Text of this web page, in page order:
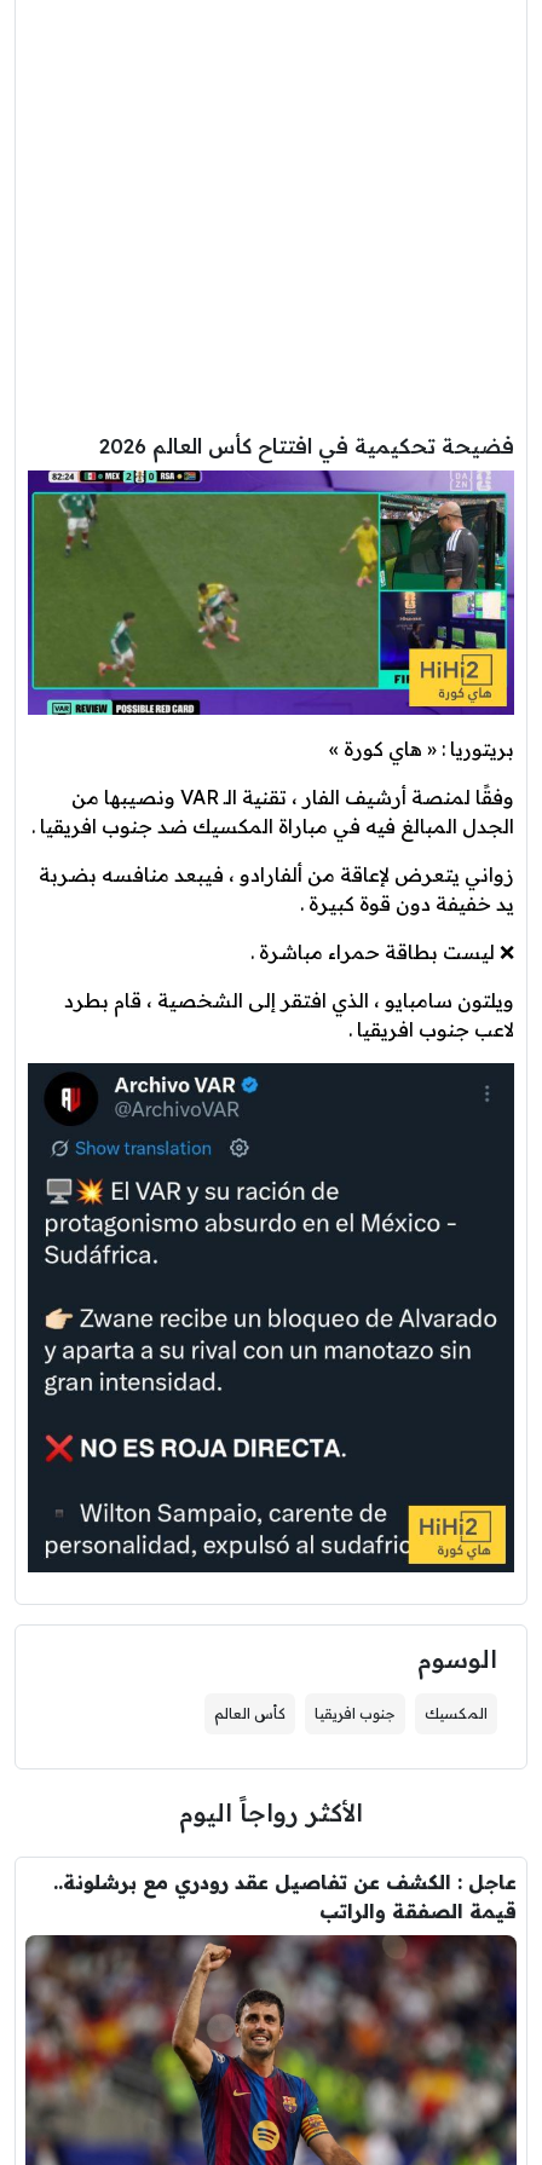
فضيحة تحكيمية في افتتاح كأس العالم 2026
بريتوريا : « هاي كورة »
وفقًا لمنصة أرشيف الفار ، تقنية الـ VAR ونصيبها من
الجدل المبالغ فيه في مباراة المكسيك ضد جنوب افريقيا .
زواني يتعرض لإعاقة من ألفارادو ، فيبعد منافسه بضربة
يد خفيفة دون قوة كبيرة .
❌ ليست بطاقة حمراء مباشرة .
ويلتون سامبايو ، الذي افتقر إلى الشخصية ، قام بطرد
لاعب جنوب افريقيا .
الوسوم
المكسيك جنوب افريقيا كأس العالم
الأكثر رواجاً اليوم
عاجل : الكشف عن تفاصيل عقد رودري مع برشلونة..
قيمة الصفقة والراتب